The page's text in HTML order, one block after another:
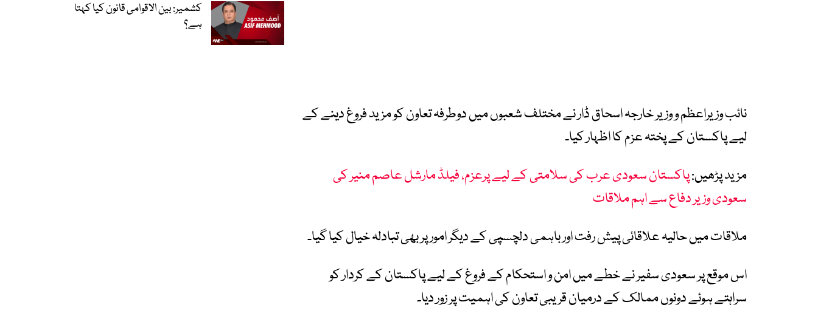
نائب وزیراعظم و وزیر خارجہ اسحاق ڈار نے مختلف شعبوں میں دوطرفہ تعاون کو مزید فروغ دینے کے
لیے پاکستان کے پختہ عزم کا اظہار کیا۔
مزید پڑھیں:پاکستان سعودی عرب کی سلامتی کے لیے پرعزم، فیلڈ مارشل عاصم منیر کی
سعودی وزیر دفاع سے اہم ملاقات
ملاقات میں حالیہ علاقائی پیش رفت اور باہمی دلچسپی کے دیگر امور پر بھی تبادلہ خیال کیا گیا۔
اس موقع پر سعودی سفیر نے خطے میں امن و استحکام کے فروغ کے لیے پاکستان کے کردار کو
سراہتے ہوئے دونوں ممالک کے درمیان قریبی تعاون کی اہمیت پر زور دیا۔
کشمیر: بین الاقوامی قانون کیا کہتا
ہے؟